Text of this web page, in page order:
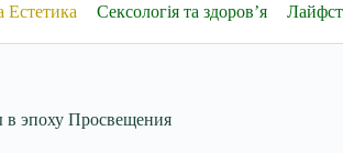
Естетика Сексологія та здоров’я
в эпоху Просвещения